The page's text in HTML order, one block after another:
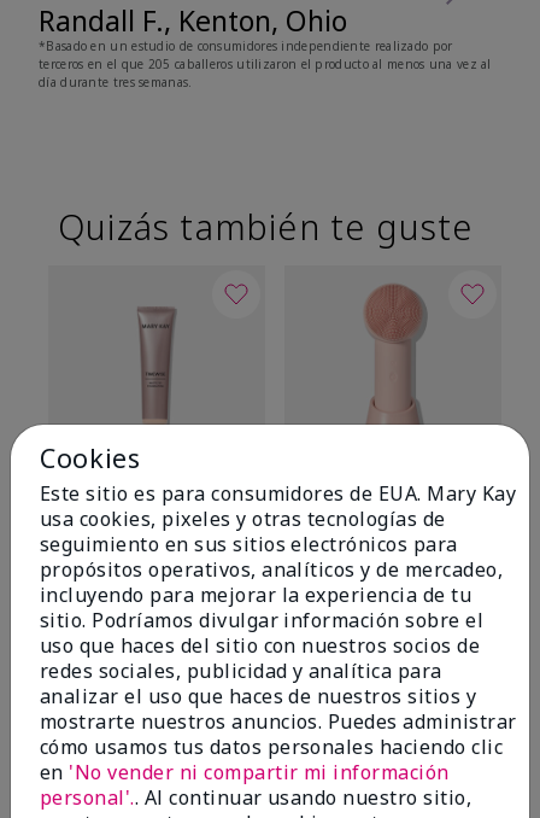
Randall F., Kenton, Ohio
*Basado en un estudio de consumidores independiente realizado por
terceros en el que 205 caballeros utilizaron el producto al menos una vez al
día durante tres semanas.
Quizás también te guste
TimeWise® Matte 3D
Foundation
Light 1​ (subtonos rosados
fríos)
$28.00
Skinvigorate™ Duo Facial
Device de edición
especial†
$95.00
Cookies
Este sitio es para consumidores de EUA. Mary Kay
usa cookies, pixeles y otras tecnologías de
seguimiento en sus sitios electrónicos para
propósitos operativos, analíticos y de mercadeo,
incluyendo para mejorar la experiencia de tu
sitio. Podríamos divulgar información sobre el
uso que haces del sitio con nuestros socios de
redes sociales, publicidad y analítica para
analizar el uso que haces de nuestros sitios y
mostrarte nuestros anuncios. Puedes administrar
cómo usamos tus datos personales haciendo clic
en 'No vender ni compartir mi información
personal'.. Al continuar usando nuestro sitio,